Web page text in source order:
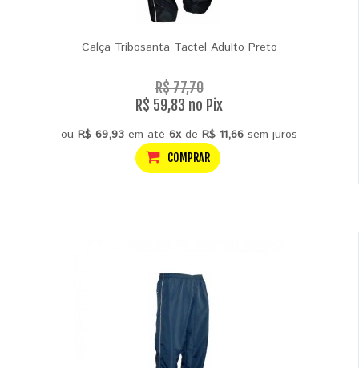
Calça Tribosanta Tactel Adulto Preto
R$ 77,70
R$ 59,83 no Pix
ou R$ 69,93 em até 6xde R$ 11,66 sem juros
COMPRAR